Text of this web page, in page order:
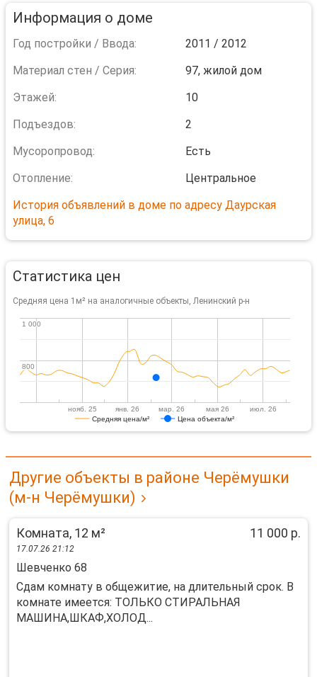
Информация о доме
Год постройки / Ввода:
2011 / 2012
Материал стен / Серия:
97, жилой дом
Этажей:
10
Подъездов:
2
Мусоропровод:
Есть
Отопление:
Центральное
История объявлений в доме по адресу Даурская
улица, 6
Статистика цен
Средняя цена 1м² на аналогичные объекты, Ленинский р-н
Средняя цена/м² Цена объекта/м²
нояб. 25 янв. 26 мар. 26 мая 26 июл. 26
800
800
1 000
1 000
Другие объекты в районе Черёмушки
(м-н Черёмушки)
Комната, 12 м² 11 000 р.
17.07.26 21:12
Шевченко 68
Сдам комнату в общежитие, на длительный срок. В
комнате имеется: ТОЛЬКО СТИРАЛЬНАЯ
МАШИНА,ШКАФ,ХОЛОД...